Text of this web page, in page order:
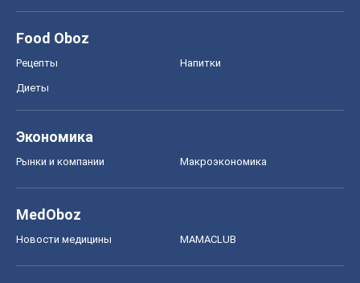
Food Oboz
Рецепты Напитки
Диеты
Экономика
Рынки и компании Mакроэкономика
MedOboz
Новости медицины MAMACLUB